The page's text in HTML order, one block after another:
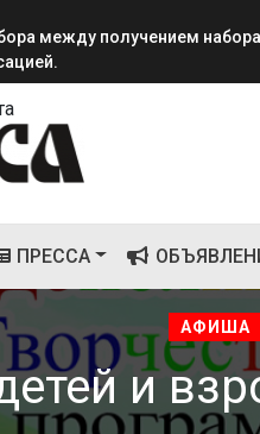
между получением набора
ПРЕССА
АФИША
и